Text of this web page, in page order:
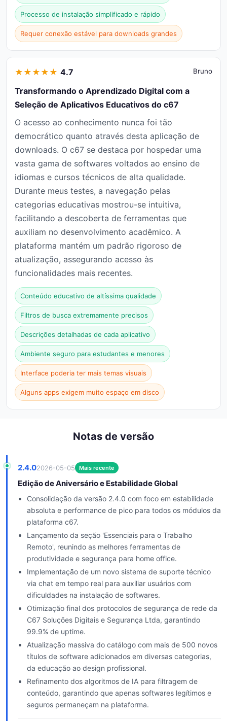
Processo de instalação simplificado e rápido
Requer conexão estável para downloads grandes
★ ★ ★ ★ ★ 4.7 Bruno
Transformando o Aprendizado Digital com a
Seleção de Aplicativos Educativos do c67
O acesso ao conhecimento nunca foi tão
democrático quanto através desta aplicação de
downloads. O c67 se destaca por hospedar uma
vasta gama de softwares voltados ao ensino de
idiomas e cursos técnicos de alta qualidade.
Durante meus testes, a navegação pelas
categorias educativas mostrou-se intuitiva,
facilitando a descoberta de ferramentas que
auxiliam no desenvolvimento acadêmico. A
plataforma mantém um padrão rigoroso de
atualização, assegurando acesso às
funcionalidades mais recentes.
Conteúdo educativo de altíssima qualidade
Filtros de busca extremamente precisos
Descrições detalhadas de cada aplicativo
Ambiente seguro para estudantes e menores
Interface poderia ter mais temas visuais
Alguns apps exigem muito espaço em disco
Notas de versão
2.4.02026-05-05 Mais recente
Edição de Aniversário e Estabilidade Global
Consolidação da versão 2.4.0 com foco em estabilidade
absoluta e performance de pico para todos os módulos da
plataforma c67.
Lançamento da seção 'Essenciais para o Trabalho
Remoto', reunindo as melhores ferramentas de
produtividade e segurança para home office.
Implementação de um novo sistema de suporte técnico
via chat em tempo real para auxiliar usuários com
dificuldades na instalação de softwares.
Otimização final dos protocolos de segurança de rede da
C67 Soluções Digitais e Segurança Ltda, garantindo
99.9% de uptime.
Atualização massiva do catálogo com mais de 500 novos
títulos de software adicionados em diversas categorias,
da educação ao design profissional.
Refinamento dos algoritmos de IA para filtragem de
conteúdo, garantindo que apenas softwares legítimos e
seguros permaneçam na plataforma.